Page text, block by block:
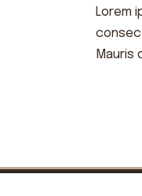
Lorem
Mauris